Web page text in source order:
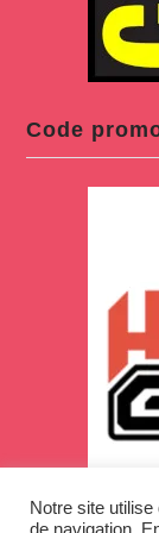
Code
Notre site